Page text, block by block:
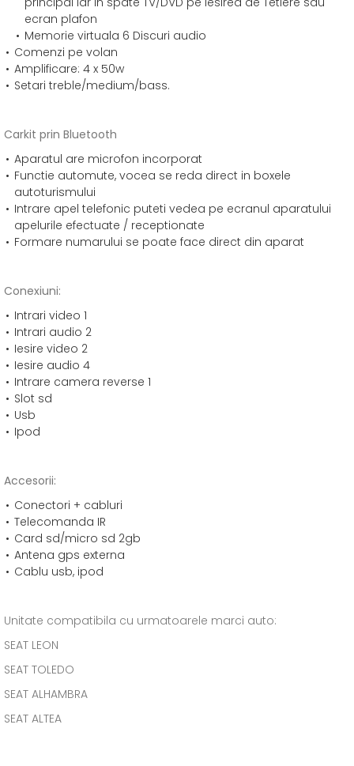
ecran plafon
Memorie virtuala 6 Discuri audio
Comenzi pe volan
Amplificare: 4 x 50w
Setari treble/medium/bass.
Carkit prin Bluetooth
Aparatul are microfon incorporat
Functie automute, vocea se reda direct in boxele
autoturismului
Intrare apel telefonic puteti vedea pe ecranul aparatului
apelurile efectuate / receptionate
Formare numarului se poate face direct din aparat
Conexiuni:
Intrari video 1
Intrari audio 2
Iesire video 2
Iesire audio 4
Intrare camera reverse 1
Slot sd
Usb
Ipod
Accesorii:
Conectori + cabluri
Telecomanda IR
Card sd/micro sd 2gb
Antena gps externa
Cablu usb, ipod
Unitate compatibila cu urmatoarele marci auto:
SEAT LEON
SEAT TOLEDO
SEAT ALHAMBRA
SEAT ALTEA